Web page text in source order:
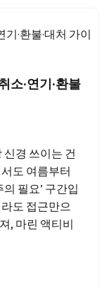
소·연기·환불
경 쓰이는 건
도 여름부터
필요’ 구간입
도 접근만으
, 마린 액티비